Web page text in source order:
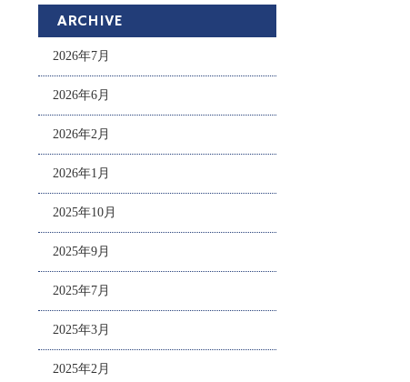
ARCHIVE
2026年7月
2026年6月
2026年2月
2026年1月
2025年10月
2025年9月
2025年7月
2025年3月
2025年2月